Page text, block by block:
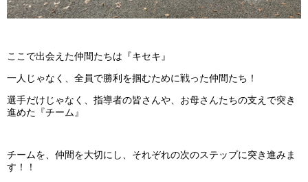
ここで出会えた仲間たちは『キセキ』
一人じゃなく、全員で勝利を掴むために戦った仲間たち！
選手だけじゃなく、指導者の皆さんや、お母さんたちの支えで突き
進めた『チーム』
チームを、仲間を大切にし、それぞれの次のステップに突き進みま
す！！